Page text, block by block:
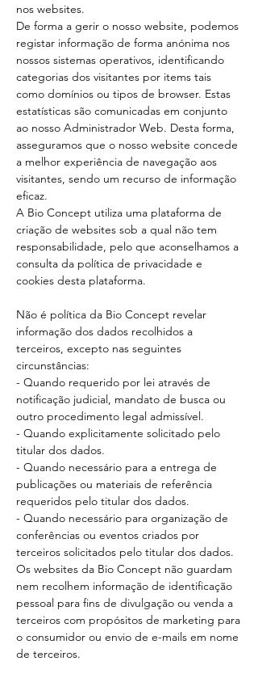
nos websites.
De forma a gerir o nosso website, podemos
registar informação de forma anónima nos
nossos sistemas operativos, identificando
categorias dos visitantes por items tais
como domínios ou tipos de browser. Estas
estatísticas são comunicadas em conjunto
ao nosso Administrador Web. Desta forma,
asseguramos que o nosso website concede
a melhor experiência de navegação aos
visitantes, sendo um recurso de informação
eficaz.
A Bio Concept utiliza uma plataforma de
criação de websites sob a qual não tem
responsabilidade, pelo que aconselhamos a
consulta da política de privacidade e
cookies desta plataforma.
Não é política da Bio Concept revelar
informação dos dados recolhidos a
terceiros, excepto nas seguintes
circunstâncias:
- Quando requerido por lei através de
notificação judicial, mandato de busca ou
outro procedimento legal admissível.
- Quando explicitamente solicitado pelo
titular dos dados.
- Quando necessário para a entrega de
publicações ou materiais de referência
requeridos pelo titular dos dados.
- Quando necessário para organização de
conferências ou eventos criados por
terceiros solicitados pelo titular dos dados.
Os websites da Bio Concept não guardam
nem recolhem informação de identificação
pessoal para fins de divulgação ou venda a
terceiros com propósitos de marketing para
o consumidor ou envio de e-mails em nome
de terceiros.